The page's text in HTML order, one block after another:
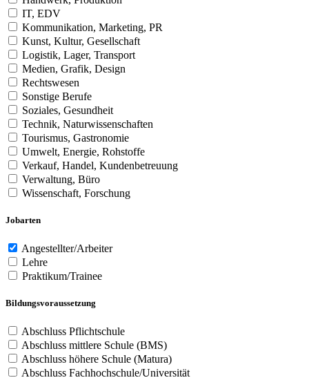
IT, EDV
Kommunikation, Marketing, PR
Kunst, Kultur, Gesellschaft
Logistik, Lager, Transport
Medien, Grafik, Design
Rechtswesen
Sonstige Berufe
Soziales, Gesundheit
Technik, Naturwissenschaften
Tourismus, Gastronomie
Umwelt, Energie, Rohstoffe
Verkauf, Handel, Kundenbetreuung
Verwaltung, Büro
Wissenschaft, Forschung
Jobarten
Angestellter/Arbeiter
Lehre
Praktikum/Trainee
Bildungsvoraussetzung
Abschluss Pflichtschule
Abschluss mittlere Schule (BMS)
Abschluss höhere Schule (Matura)
Abschluss Fachhochschule/Universität